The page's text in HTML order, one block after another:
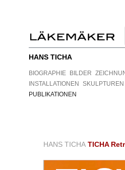
HANS TICHA
BIOGRAPHIE BILDER
INSTALLATIONEN
SKULPTUREN
PUBLIKATIONEN
HANS TICHATICHA